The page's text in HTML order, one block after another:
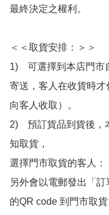
最終決定之權利。
＜＜取貨安排：＞＞
1)　可選擇到本店門市
寄送，客人在收貨時
向客人收取）。
2)　預訂貨品到貨後，
知取貨，
選擇門市取貨的客人：
另外會以電郵發出「
的QR code 到門市取